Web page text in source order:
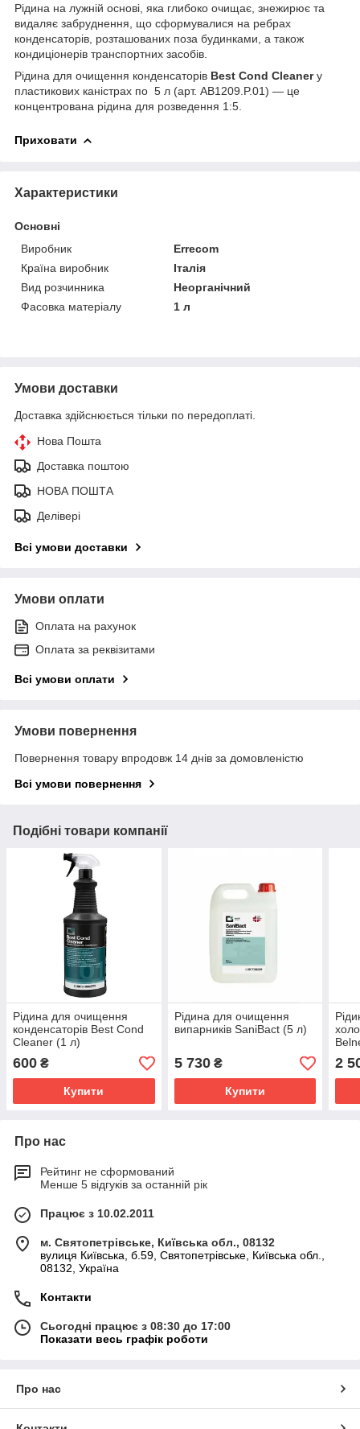
Рідина на лужній основі, яка глибоко очищає, знежирює та
видаляє забруднення, що сформувалися на ребрах
конденсаторів, розташованих поза будинками, а також
кондиціонерів транспортних засобів.
Рідина для очищення конденсаторів Best Cond Cleanerу
пластикових каністрах по 5 л (арт. AB1209.P.01) — це
концентрована рідина для розведення 1:5.
Приховати
Характеристики
Основні
Виробник
Errecom
Країна виробник
Італія
Вид розчинника
Неорганічний
Фасовка матеріалу
1 л
Умови доставки
Доставка здійснюється тільки по передоплаті.
Нова Пошта
Доставка поштою
НОВА ПОШТА
Делівері
Всі умови доставки
Умови оплати
Оплата на рахунок
Оплата за реквізитами
Всі умови оплати
Умови повернення
Повернення товару впродовж 14 днів за домовленістю
Всі умови повернення
Подібні товари компанії
Рідина для очищення
конденсаторів Best Cond
Cleaner (1 л)
600 ₴
Купити
Рідина для очищення
випарників SaniBact (5 л)
5 730₴
Купити
2
Про нас
Рейтинг не сформований
Менше 5 відгуків за останній рік
Працює з 10.02.2011
м. Святопетрівське, Київська обл., 08132
вулиця Київська, б.59, Святопетрівське, Київська обл.,
08132, Україна
Контакти
Сьогодні працює з 08:30 до 17:00
Показати весь графік роботи
Про нас